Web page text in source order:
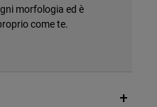
morfologia ed è
come te.